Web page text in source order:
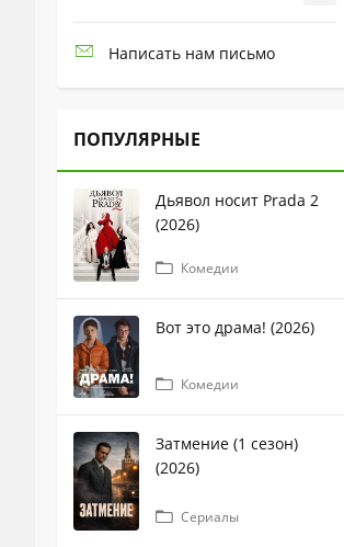
Написать нам письмо
ПОПУЛЯРНЫЕ
Дьявол носит Prada 2
(2026)
Комедии
Вот это драма! (2026)
Комедии
Затмение (1 сезон)
(2026)
Сериалы